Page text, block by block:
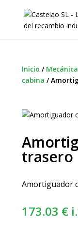
Inicio / Mecánica
cabina /
trasero
Amortiguador
173.03 €